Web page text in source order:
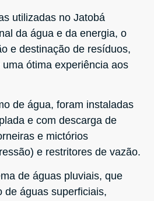
utilizadas no Jatobá
da água e da energia, o
e destinação de resíduos,
ótima experiência aos
de água, foram instaladas
e com descarga de
e mictórios
e restritores de vazão.
de águas pluviais, que
de águas superficiais,